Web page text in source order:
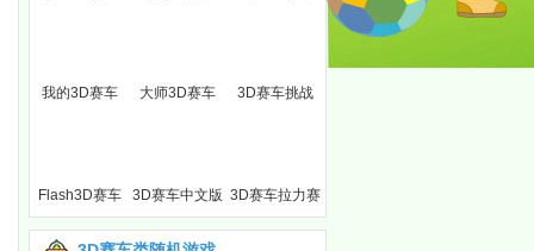
我的3D赛车 大师3D赛车 3D赛车挑战
Flash3D赛车 3D赛车中文版 3D赛车拉力赛